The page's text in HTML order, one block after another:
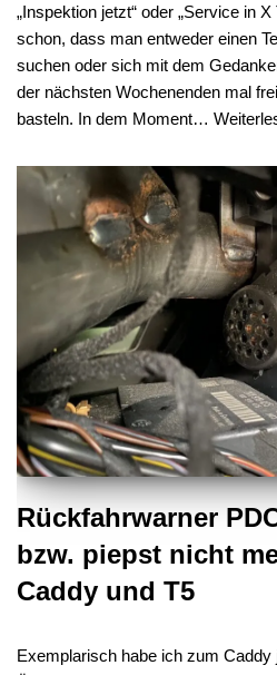
„Inspektion jetzt“ oder „Service in
schon, dass man entweder einen
suchen oder sich mit dem
der nächsten Wochenenden mal
basteln. In dem Moment…
Rückfahrwarner
bzw. piepst nicht
Caddy und T5
Exemplarisch habe ich zum